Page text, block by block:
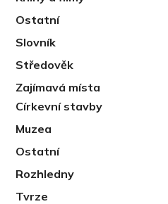
Ostatní
Slovník
Středověk
Zajímavá místa
Církevní stavby
Muzea
Ostatní
Rozhledny
Tvrze